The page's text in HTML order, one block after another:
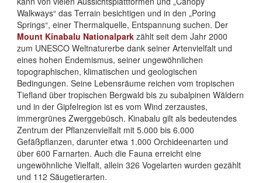
Walkways“ das Terrain besichtigen und in den „Poring
Springs“, einer Thermalquelle, Entspannung suchen. Der
Mount Kinabalu Nationalpark zählt seit dem Jahr 2000
zum UNESCO Weltnaturerbe dank seiner Artenvielfalt und
eines hohen Endemismus, seiner ungewöhnlichen
topographischen, klimatischen und geologischen
Bedingungen. Seine Lebensräume reichen vom tropischen
Tiefland über tropischen Bergwald bis zu subalpinen Wäldern
und in der Gipfelregion ist es vom Wind zerzaustes,
immergrünes Zwerggebüsch. Kinabalu gilt als bedeutendes
Zentrum der Pflanzenvielfalt mit 5.000 bis 6.000
Gefäßpflanzen, darunter etwa 1.000 Orchideenarten und
über 600 Farnarten. Auch die Fauna erreicht eine
ungewöhnliche Vielfalt, allein 326 Vogelarten wurden gezählt
und 112 Säugetierarten.